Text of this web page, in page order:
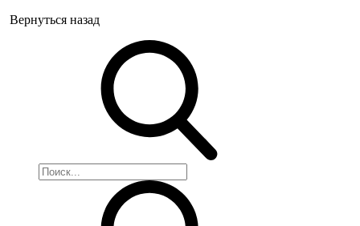
Вернуться назад